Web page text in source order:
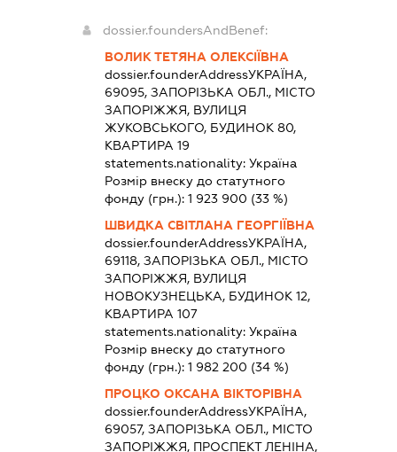
dossier.foundersAndBenef:
ВОЛИК ТЕТЯНА ОЛЕКСІЇВНА
dossier.founderAddressУКРАЇНА,
69095, ЗАПОРІЗЬКА ОБЛ., МІСТО
ЗАПОРІЖЖЯ, ВУЛИЦЯ
ЖУКОВСЬКОГО, БУДИНОК 80,
КВАРТИРА 19
statements.nationality: Україна
Розмір внеску до статутного
фонду (грн.): 1 923 900 (33 %)
ШВИДКА СВІТЛАНА ГЕОРГІЇВНА
dossier.founderAddressУКРАЇНА,
69118, ЗАПОРІЗЬКА ОБЛ., МІСТО
ЗАПОРІЖЖЯ, ВУЛИЦЯ
НОВОКУЗНЕЦЬКА, БУДИНОК 12,
КВАРТИРА 107
statements.nationality: Україна
Розмір внеску до статутного
фонду (грн.): 1 982 200 (34 %)
ПРОЦКО ОКСАНА ВІКТОРІВНА
dossier.founderAddressУКРАЇНА,
69057, ЗАПОРІЗЬКА ОБЛ., МІСТО
ЗАПОРІЖЖЯ, ПРОСПЕКТ ЛЕНІНА,